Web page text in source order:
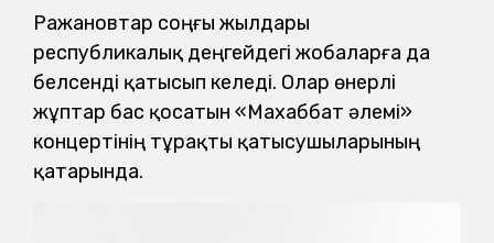
Ражановтар соңғы жылдары
республикалық деңгейдегі жобаларға да
белсенді қатысып келеді. Олар өнерлі
жұптар бас қосатын «Махаббат әлемі»
концертінің тұрақты қатысушыларының
қатарында.